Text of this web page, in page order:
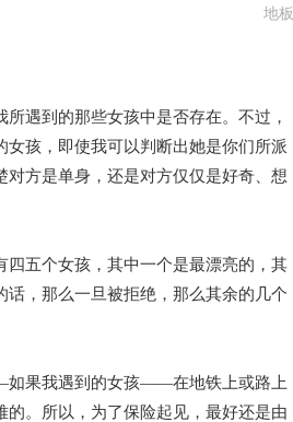
地板
遇到的那些女孩中是否存在。不过，
孩，即使我可以判断出她是你们所派
方是单身，还是对方仅仅是好奇、想
五个女孩，其中一个是最漂亮的，其
，那么一旦被拒绝，那么其余的几个
果我遇到的女孩——在地铁上或路上
。所以，为了保险起见，最好还是由